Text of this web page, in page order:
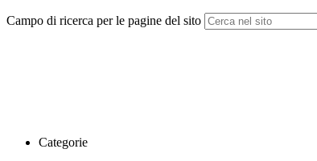
Campo di ricerca per le pagine del sito
Categorie